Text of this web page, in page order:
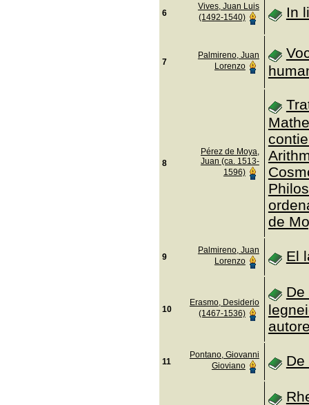
6
Vives, Juan Luis
(1492-1540)
In
7
Palmireno, Juan
Lorenzo
8
Pérez de Moya,
Juan (ca. 1513-
1596)
de
9
Palmireno, Juan
Lorenzo
El
10
Erasmo, Desiderio
(1467-1536)
De
11
Pontano, Giovanni
Gioviano
De